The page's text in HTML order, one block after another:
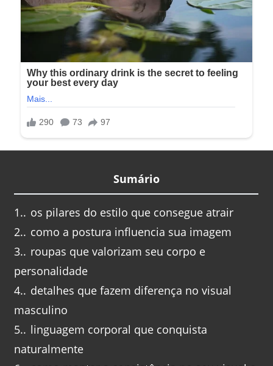
Sumário
1. os pilares do estilo que consegue atrair
2. como a postura influencia sua imagem
3. roupas que valorizam seu corpo e
personalidade
4. detalhes que fazem diferença no visual
masculino
5. linguagem corporal que conquista
naturalmente